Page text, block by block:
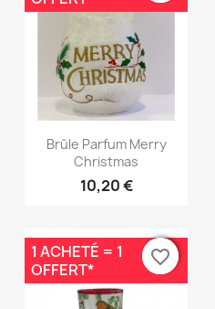
Aperçu rapide
Brûle Parfum Merry
Christmas
10,20 €
1 ACHETÉ = 1
OFFERT*
favorite_border
favorite_border